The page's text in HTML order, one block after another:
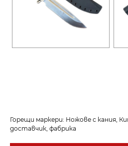
Горещи маркери: Ножове с кания,
доставчик, фабрика